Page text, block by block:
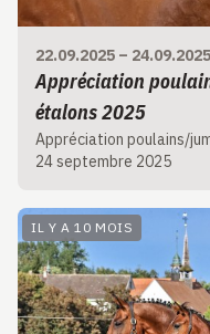
22.09.2025 – 24.09.2025
Appréciation
étalons 2025
Appréciation poulains/
24 septembre 2025
IL Y A 10 MOIS